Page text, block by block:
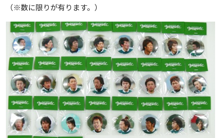
（※数に限りが有ります。）
前
の
記
事
へ